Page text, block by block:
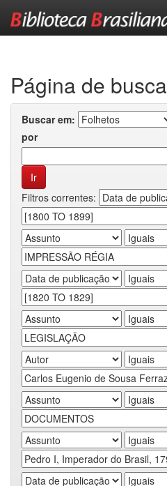
Página de busca
Buscar em:
por
Filtros correntes: